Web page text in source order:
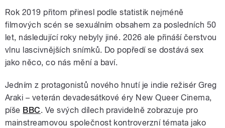
Rok 2019 přitom přinesl podle statistik nejméně
filmových scén se sexuálním obsahem za posledních 50
let, následující roky nebyly jiné. 2026 ale přináší čerstvou
vlnu lascivnějších snímků. Do popředí se dostává sex
jako něco, co nás mění a baví.
Jedním z protagonistů nového hnutí je indie režisér Greg
Araki – veterán devadesátkové éry New Queer Cinema,
píše BBC. Ve svých dílech pravidelně zobrazuje pro
mainstreamovou společnost kontroverzní témata jako